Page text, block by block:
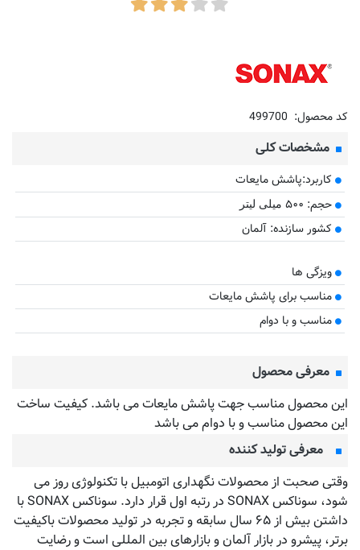
کد محصول: 499700
مشخصات کلی
کاربرد:پاشش مایعات
حجم: ۵۰۰
میلی لیتر
کشور سازنده: آلمان
ویزگی ها
مناسب برای پاشش مایعات
مناسب و با دوام
معرفی محصول
این محصول مناسب جهت پاشش مایعات می باشد. کیفیت ساخت
این محصول مناسب و با دوام می باشد
معرفی تولید کننده
وقتی صحبت از محصولات نگهداری اتومبیل با تکنولوژی روز می
شود، سوناکس SONAX در رتبه اول قرار دارد. سوناکس SONAX با
داشتن بیش از ۶۵ سال سابقه و تجربه در تولید محصولات باکیفیت
برتر، پیشرو در بازار آلمان و بازارهای بین المللی است و رضایت